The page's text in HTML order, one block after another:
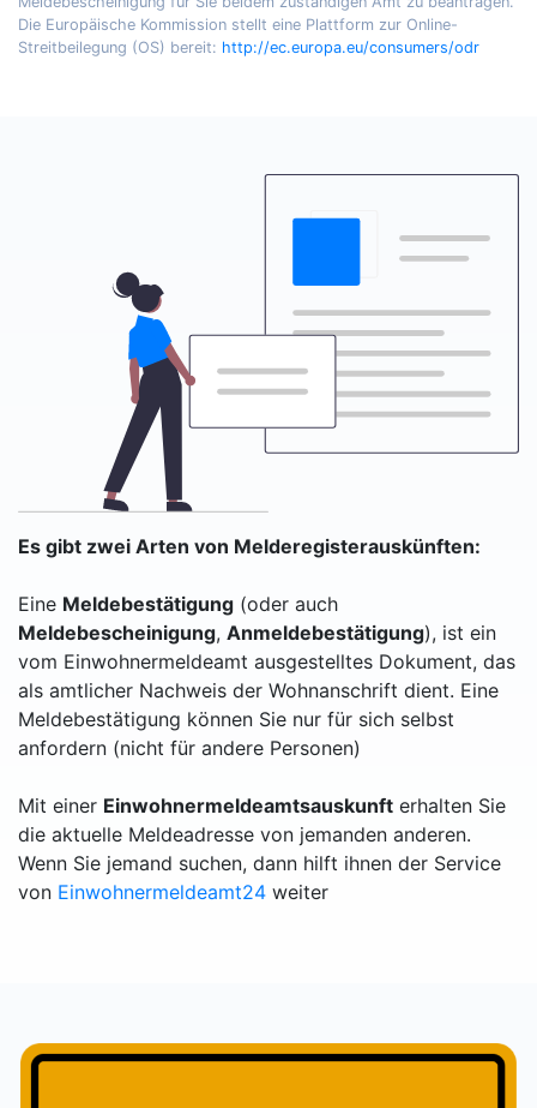
Die Europäische Kommission stellt eine Plattform zur Online-
Streitbeilegung (OS) bereit: http://ec.europa.eu/consumers/odr
Es gibt zwei Arten von Melderegisterauskünften:
Eine Meldebestätigung (oder auch
Meldebescheinigung, Anmeldebestätigung), ist ein
vom Einwohnermeldeamt ausgestelltes Dokument, das
als amtlicher Nachweis der Wohnanschrift dient. Eine
Meldebestätigung können Sie nur für sich selbst
anfordern (nicht für andere Personen)
Mit einer Einwohnermeldeamtsauskunft erhalten Sie
die aktuelle Meldeadresse von jemanden anderen.
Wenn Sie jemand suchen, dann hilft ihnen der Service
von Einwohnermeldeamt24 weiter